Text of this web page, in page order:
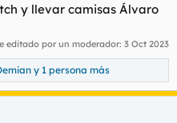
y llevar camisas Álvaro
editado por un moderador: 3 Oct 2023
y 1 persona más